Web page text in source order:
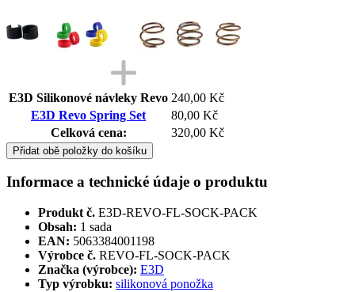
E3D Silikonové návleky Revo 240,00 Kč
E3D Revo Spring Set
80,00 Kč
Celková cena:
320,00 Kč
Přidat obě položky do košíku
Informace a technické údaje o produktu
Produkt č. E3D-REVO-FL-SOCK-PACK
Obsah: 1 sada
EAN: 5063384001198
Výrobce č. REVO-FL-SOCK-PACK
Značka (výrobce): E3D
Typ výrobku: silikonová ponožka